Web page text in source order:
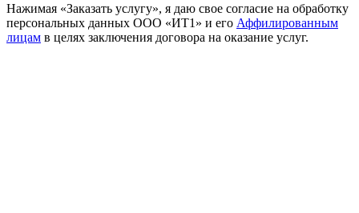
Нажимая «Заказать услугу», я даю свое согласие на обработку
персональных данных ООО «ИТ1» и его Аффилированным
лицам в целях заключения договора на оказание услуг.